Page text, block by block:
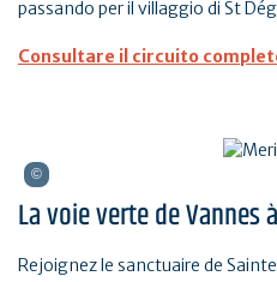
passando per il villaggio di St
Consultare il circuito
La voie verte de Vannes
Rejoignez le sanctuaire de